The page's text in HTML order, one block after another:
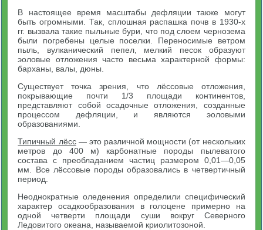
В настоящее время масштабы дефляции также могут
быть огромными. Так, сплошная распашка почв в 1930-х
гг. вызвала такие пыльные бури, что под слоем чернозема
были погребены целые поселки. Переносимые ветром
пыль, вулканический пепел, мелкий песок образуют
эоловые отложения часто весьма характерной формы:
барханы, валы, дюны.
Существует точка зрения, что лёссовые отложения,
покрывающие почти 1/3 площади континентов,
представляют собой осадочные отложения, созданные
процессом дефляции, и являются эоловыми
образованиями.
Типичный лёсс— это различной мощности (от нескольких
метров до 400 м) карбонатные породы пылеватого
состава с преобладанием частиц размером 0,01—0,05
мм. Все лёссовые породы образовались в четвертичный
период.
Неоднократные оледенения определили специфический
характер осадкообразования в голоцене примерно на
одной четверти площади суши вокруг Северного
Ледовитого океана, называемой криолитозоной.